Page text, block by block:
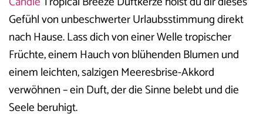
Gefühl von unbeschwerter Urlaubsstimmung direkt
nach Hause. Lass dich von einer Welle tropischer
Früchte, einem Hauch von blühenden Blumen und
einem leichten, salzigen Meeresbrise-Akkord
verwöhnen – ein Duft, der die Sinne belebt und die
Seele beruhigt.